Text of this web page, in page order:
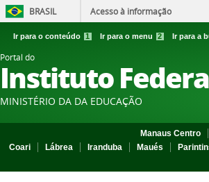
BRASIL Acesso à informação
Ir para o conteúdo 1 Ir para o menu 2 Ir para a
Portal do
Instituto
MINISTÉRIO DA DA EDUCAÇÃO
Manaus Centro
Coari
Lábrea Iranduba Maués